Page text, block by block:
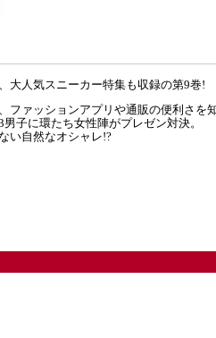
大人気スニーカー特集も収録の第9巻!
ファッションアプリや通販の便利さを
子に環たち女性陣がプレゼン対決。
い自然なオシャレ!?